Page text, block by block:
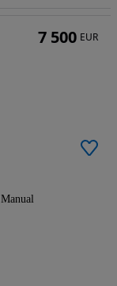
Manual
7 500 EUR